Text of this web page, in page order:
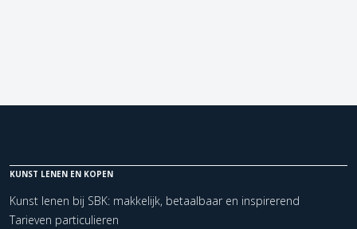
KUNST LENEN EN KOPEN
Kunst lenen bij SBK: makkelijk, betaalbaar en inspirerend
Tarieven particulieren